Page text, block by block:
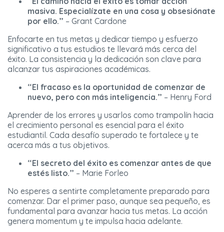
masiva. Especialízate en una cosa y obsesiónate
por ello.” – Grant Cardone
Enfocarte en tus metas y dedicar tiempo y esfuerzo
significativo a tus estudios te llevará más cerca del
éxito. La consistencia y la dedicación son clave para
alcanzar tus aspiraciones académicas.
“El fracaso es la oportunidad de comenzar de
nuevo, pero con más inteligencia.” – Henry Ford
Aprender de los errores y usarlos como trampolín hacia
el crecimiento personal es esencial para el éxito
estudiantil. Cada desafío superado te fortalece y te
acerca más a tus objetivos.
“El secreto del éxito es comenzar antes de que
estés listo.” – Marie Forleo
No esperes a sentirte completamente preparado para
comenzar. Dar el primer paso, aunque sea pequeño, es
fundamental para avanzar hacia tus metas. La acción
genera momentum y te impulsa hacia adelante.